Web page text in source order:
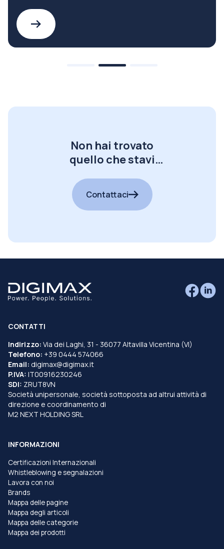
Non hai trovato
quello che stavi
Contattaci
CONTATTI
Indirizzo: Via dei Laghi, 31 - 36077 Altavilla Vicentina (VI)
Telefono: +39 0444 574066
Email: digimax@digimax.it
P.IVA: IT00916230246
SDI: ZRUT8VN
Società unipersonale, società sottoposta ad altrui attività di
direzione e coordinamento di
M2 NEXT HOLDING SRL
INFORMAZIONI
Certificazioni Internazionali
Whistleblowing e segnalazioni
Lavora con noi
Brands
Mappa delle pagine
Mappa degli articoli
Mappa delle categorie
Mappa dei prodotti